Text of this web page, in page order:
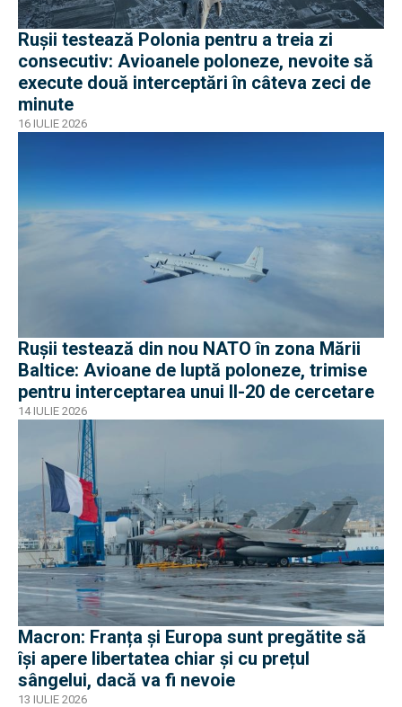
Rușii testează Polonia pentru a treia zi
consecutiv: Avioanele poloneze, nevoite să
execute două interceptări în câteva zeci de
minute
16 IULIE 2026
Rușii testează din nou NATO în zona Mării
Baltice: Avioane de luptă poloneze, trimise
pentru interceptarea unui Il-20 de cercetare
14 IULIE 2026
Macron: Franța și Europa sunt pregătite să
își apere libertatea chiar și cu prețul
sângelui, dacă va fi nevoie
13 IULIE 2026